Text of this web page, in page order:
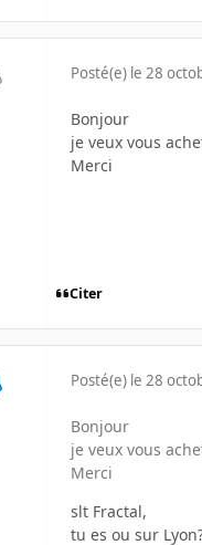
Posté(e) le 28
Bonjour
je veux vous
Merci
Citer
Posté(e) le 28
Bonjour
je veux vous
Merci
slt Fractal,
tu es ou sur